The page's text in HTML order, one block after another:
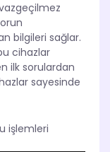
bilgileri sağlar.
cihazlar
ilk sorulardan
sayesinde
işlemleri